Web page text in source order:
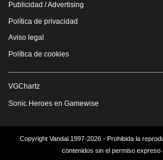
Publicidad / Advertising
Política de privacidad
Aviso legal
Política de cookies
VGChartz
Sonic Heroes en Gamewise
Copyright Vandal 1997-2026 - Prohibida la
contenidos sin el permiso expreso